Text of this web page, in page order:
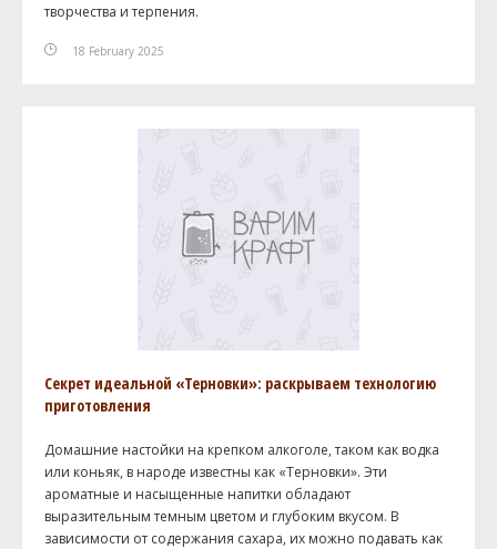
творчества и терпения.
18 February 2025
Секрет идеальной «Терновки»: раскрываем технологию
приготовления
Домашние настойки на крепком алкоголе, таком как водка
или коньяк, в народе известны как «Терновки». Эти
ароматные и насыщенные напитки обладают
выразительным темным цветом и глубоким вкусом. В
зависимости от содержания сахара, их можно подавать как